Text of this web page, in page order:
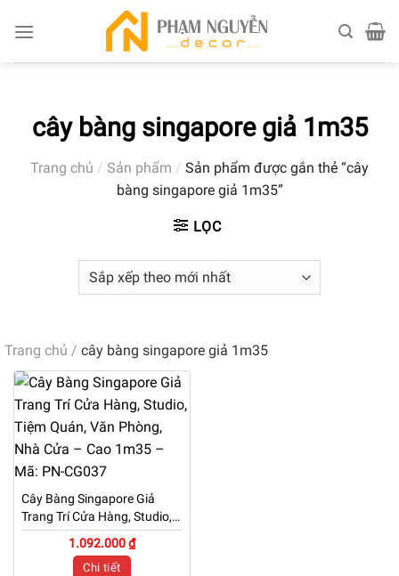
cây bàng singapore giả 1m35
Trang chủ / Sản phẩm / Sản phẩm được gắn thẻ “cây
bàng singapore giả 1m35”
LỌC
Trang chủ / cây bàng singapore giả 1m35
Cây Bàng Singapore Giả
Trang Trí Cửa Hàng, Studio,
Tiệm Quán, Văn Phòng, Nhà
Cửa – Cao 1m35 – Mã: PN-
1.092.000 ₫
Chi tiết